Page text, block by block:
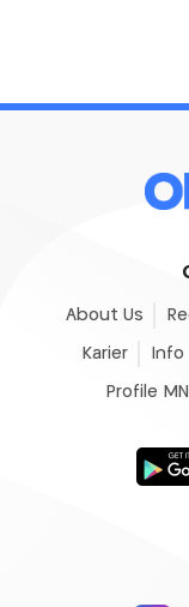
About Us
Karier Info
Profile